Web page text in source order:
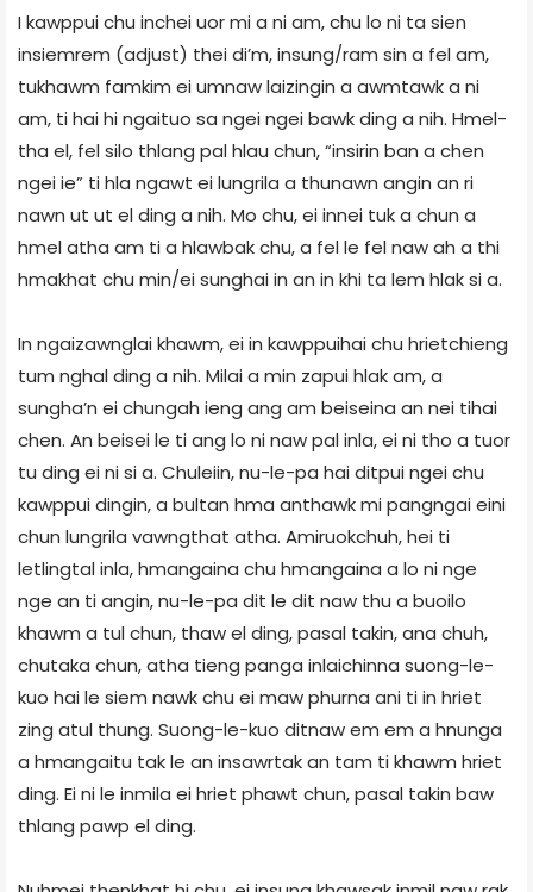
I kawppui chu inchei uor mi a ni am, chu lo ni ta sien
insiemrem (adjust) thei di’m, insung/ram sin a fel am,
tukhawm famkim ei umnaw laizingin a awmtawk a ni
am, ti hai hi ngaituo sa ngei ngei bawk ding a nih. Hmel-
tha el, fel silo thlang pal hlau chun, “insirin ban a chen
ngei ie” ti hla ngawt ei lungrila a thunawn angin an ri
nawn ut ut el ding a nih. Mo chu, ei innei tuk a chun a
hmel atha am ti a hlawbak chu, a fel le fel naw ah a thi
hmakhat chu min/ei sunghai in an in khi ta lem hlak si a.
In ngaizawnglai khawm, ei in kawppuihai chu hrietchieng
tum nghal ding a nih. Milai a min zapui hlak am, a
sungha’n ei chungah ieng ang am beiseina an nei tihai
chen. An beisei le ti ang lo ni naw pal inla, ei ni tho a tuor
tu ding ei ni si a. Chuleiin, nu-le-pa hai ditpui ngei chu
kawppui dingin, a bultan hma anthawk mi pangngai eini
chun lungrila vawngthat atha. Amiruokchuh, hei ti
letlingtal inla, hmangaina chu hmangaina a lo ni nge
nge an ti angin, nu-le-pa dit le dit naw thu a buoilo
khawm a tul chun, thaw el ding, pasal takin, ana chuh,
chutaka chun, atha tieng panga inlaichinna suong-le-
kuo hai le siem nawk chu ei maw phurna ani ti in hriet
zing atul thung. Suong-le-kuo ditnaw em em a hnunga
a hmangaitu tak le an insawrtak an tam ti khawm hriet
ding. Ei ni le inmila ei hriet phawt chun, pasal takin baw
thlang pawp el ding.